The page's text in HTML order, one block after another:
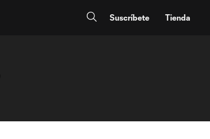
Suscríbete Tienda